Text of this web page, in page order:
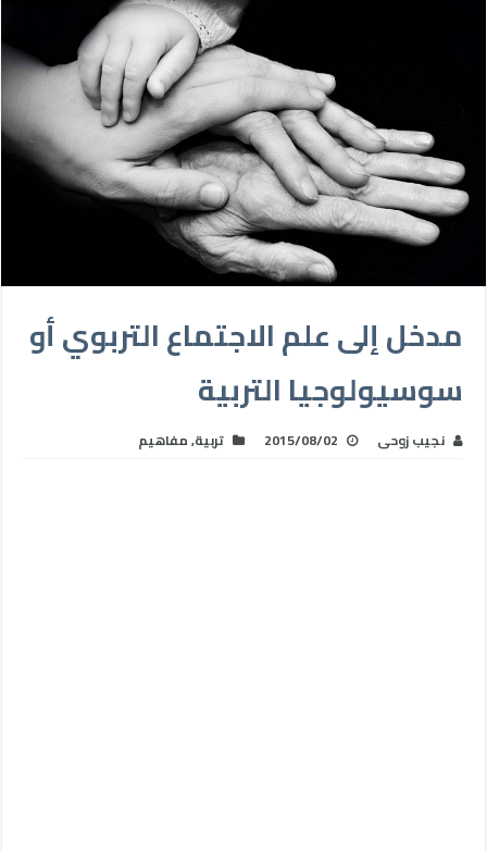
مدخل إلى علم الاجتماع التربوي أو
سوسيولوجيا التربية
نجيب زوحى 2015/08/02 تربية,مفاهيم